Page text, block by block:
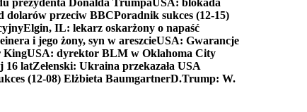
dolarów przeciw BBCPoradnik sukces (12-15)
Elgin, IL: lekarz oskarżony o napaść
i jego żony, syn w areszcieUSA: Gwarancje
KingUSA: dyrektor BLM w Oklahoma City
16 latZełenski: Ukraina przekazała USA
(12-08) Elżbieta BaumgartnerD.Trump: W.